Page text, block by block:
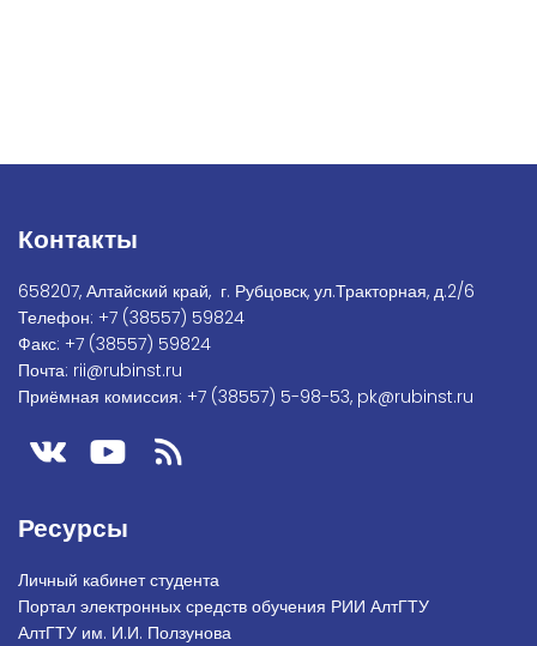
Контакты
658207, Алтайский край, г. Рубцовск, ул.Тракторная, д.2/6
Телефон: +7 (38557) 59824
Факс: +7 (38557) 59824
Почта: rii@rubinst.ru
Приёмная комиссия: +7 (38557) 5-98-53, pk@rubinst.ru
Ресурсы
Личный кабинет студента
Портал электронных средств обучения РИИ АлтГТУ
АлтГТУ им. И.И. Ползунова